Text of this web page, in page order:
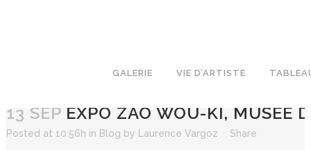
GALERIE VIE D’ARTISTE
13 SEPEXPO ZAO WOU-KI, MUSÉE
Posted at 10:56h in Blog by Laurence Vargoz Share